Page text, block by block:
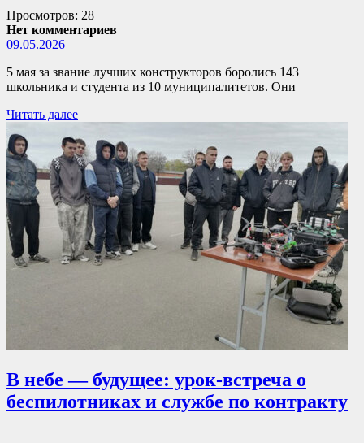
Просмотров: 28
Нет комментариев
09.05.2026
5 мая за звание лучших конструкторов боролись 143
школьника и студента из 10 муниципалитетов. Они
Читать далее
В небе — будущее: урок-встреча о
беспилотниках и службе по контракту